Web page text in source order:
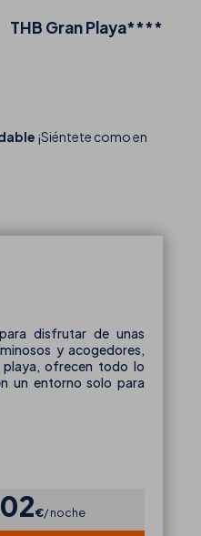
THB Gran Playa****
¡Siéntete como en
disfrutar de unas
y acogedores,
playa, ofrecen todo lo
un entorno solo para
€ noche